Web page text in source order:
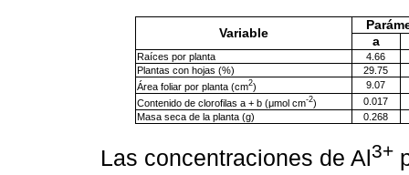
Variable
a
Raíces por planta
4.66
Plantas con hojas (%)
29.75
Área foliar por planta (cm2)
9.07
Contenido de clorofilas a + b (μmol cm-2)
0.017
Masa seca de la planta (g)
0.268
Las concentraciones de Al3+